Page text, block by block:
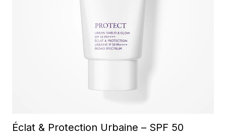
Éclat & Protection Urbaine – SPF 50